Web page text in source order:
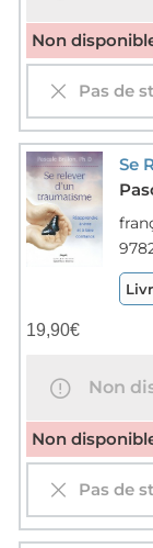
Non
Pas de
Se
19,90€
Non
Non
Pas de